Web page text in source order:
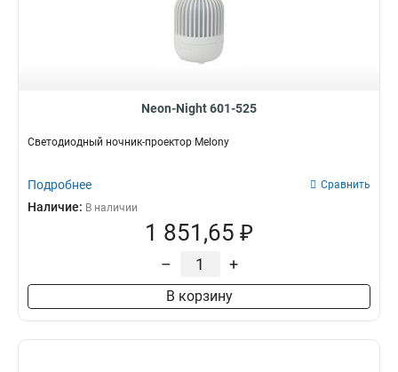
Neon-Night 601-525
Светодиодный ночник-проектор Melony
Подробнее Сравнить
Наличие: В наличии
1 851,65 ₽
– +
В корзину